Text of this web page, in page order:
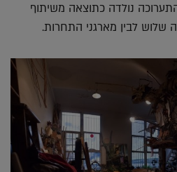
נולדה כתוצאה משיתוף
שלוש לבין מארגני התחרות.